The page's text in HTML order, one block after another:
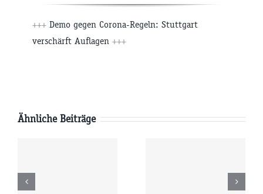
+++ Demo gegen Corona-Regeln: Stuttgart
verschärft Auflagen +++
Ähnliche Beiträge
Dienstag